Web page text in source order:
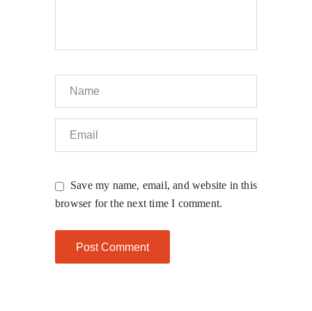
Save my name, email, and website in this
browser for the next time I comment.